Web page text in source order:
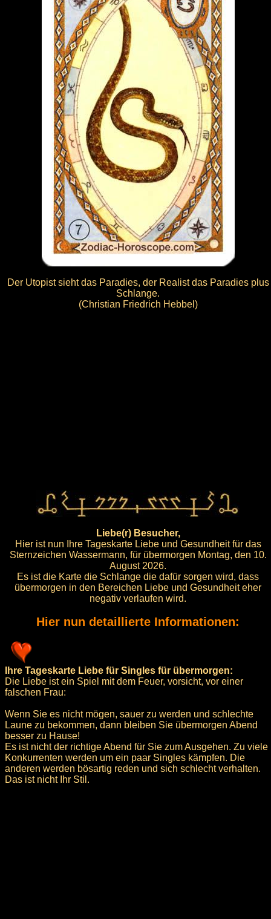
Der Utopist sieht das Paradies, der Realist das Paradies plus
Schlange.
(Christian Friedrich Hebbel)
Liebe(r) Besucher,
Hier ist nun Ihre Tageskarte Liebe und Gesundheit für das
Sternzeichen Wassermann, für übermorgen Montag, den 10.
August 2026.
Es ist die Karte die Schlange die dafür sorgen wird, dass
übermorgen in den Bereichen Liebe und Gesundheit eher
negativ verlaufen wird.
Hier nun detaillierte Informationen:
Ihre Tageskarte Liebe für Singles für übermorgen:
Die Liebe ist ein Spiel mit dem Feuer, vorsicht, vor einer
falschen Frau:
Wenn Sie es nicht mögen, sauer zu werden und schlechte
Laune zu bekommen, dann bleiben Sie übermorgen Abend
besser zu Hause!
Es ist nicht der richtige Abend für Sie zum Ausgehen. Zu viele
Konkurrenten werden um ein paar Singles kämpfen. Die
anderen werden bösartig reden und sich schlecht verhalten.
Das ist nicht Ihr Stil.